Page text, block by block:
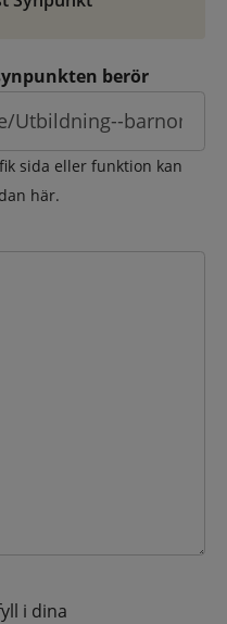
berör
sida eller funktion kan
här.
i dina